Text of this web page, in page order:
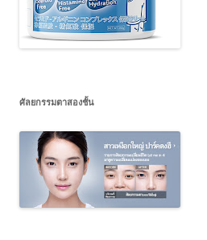
ศัลยกรรมตาสองชั้น